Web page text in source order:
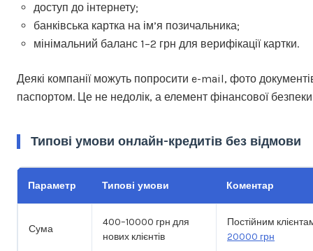
доступ до інтернету;
банківська картка на ім’я позичальника;
мінімальний баланс 1–2 грн для верифікації картки.
Деякі компанії можуть попросити e-mail, фото
паспортом. Це не недолік, а елемент фінансової
Типові умови онлайн-кредитів без відмови
Параметр Типові умови Коментар
Сума
400–10000 грн для
нових клієнтів
Постійним
20000 грн